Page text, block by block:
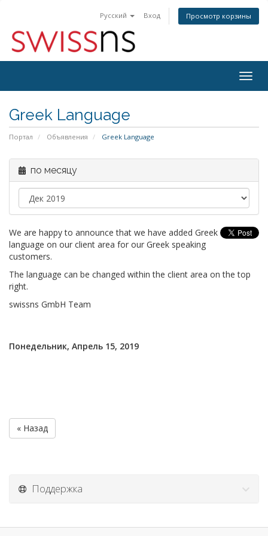
Русский Вход Просмотр корзины
Greek Language
Портал Объявления Greek Language
по месяцу
We are happy to announce that we have added Greek
language on our client area for our Greek speaking
customers.
The language can be changed within the client area on the top
right.
swissns GmbH Team
Понедельник, Апрель 15, 2019
« Назад
Поддержка